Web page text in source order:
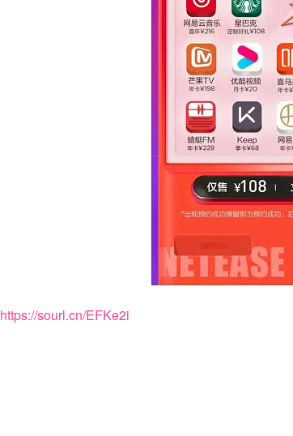
https://sourl.cn/EFKe2i